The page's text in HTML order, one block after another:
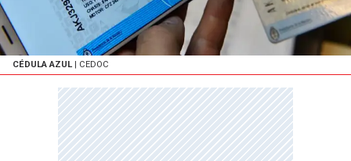
CÉDULA AZUL | CEDOC